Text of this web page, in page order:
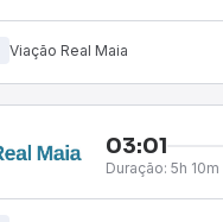
Viação Real Maia
03:01
Duração: 5h 10m